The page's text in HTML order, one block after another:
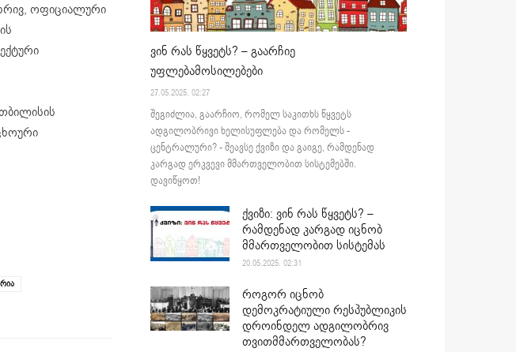
ოფიციალური
ვინ რას წყვეტს? – გაარჩიე
უფლებამოსილებები
27.05.2025. 02:27
შეგიძლია, გაარჩიო, რომელ საკითხს წყვეტს
ადგილობრივი ხელისუფლება და რომელს -
ცენტრალური? - შეავსე ქვიზი და გაიგე, რამდენად
კარგად ერკვევი მმართველობით სისტემებში.
დავიწყოთ!
ქვიზი: ვინ რას წყვეტს? –
რამდენად კარგად იცნობ
მმართველობით სისტემას
20.05.2025. 02:31
როგორ იცნობ
დემოკრატიული რესპუბლიკის
დროინდელ ადგილობრივ
თვითმმართველობას?